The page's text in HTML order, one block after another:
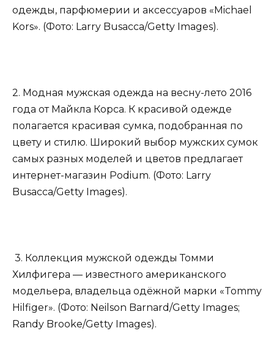
одежды, парфюмерии и аксессуаров «Michael
Kors». (Фото: Larry Busacca/Getty Images).
2. Модная мужская одежда на весну-лето 2016
года от Майкла Корса. К красивой одежде
полагается красивая сумка, подобранная по
цвету и стилю. Широкий выбор мужских сумок
самых разных моделей и цветов предлагает
интернет-магазин Podium. (Фото: Larry
Busacca/Getty Images).
3. Коллекция мужской одежды Томми
Хилфигера — известного американского
модельера, владельца одёжной марки «Tommy
Hilfiger». (Фото: Neilson Barnard/Getty Images;
Randy Brooke/Getty Images).